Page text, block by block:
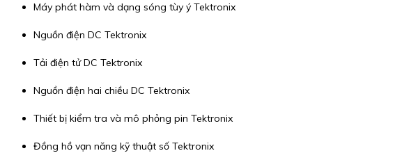
Máy phát hàm và dạng sóng tùy ý Tektronix
Nguồn điện DC Tektronix
Tải điện tử DC Tektronix
Nguồn điện hai chiều DC Tektronix
Thiết bị kiểm tra và mô phỏng pin Tektronix
Đồng hồ vạn năng kỹ thuật số Tektronix